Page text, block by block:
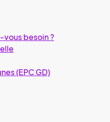
vous besoin ?
(EPC GD)